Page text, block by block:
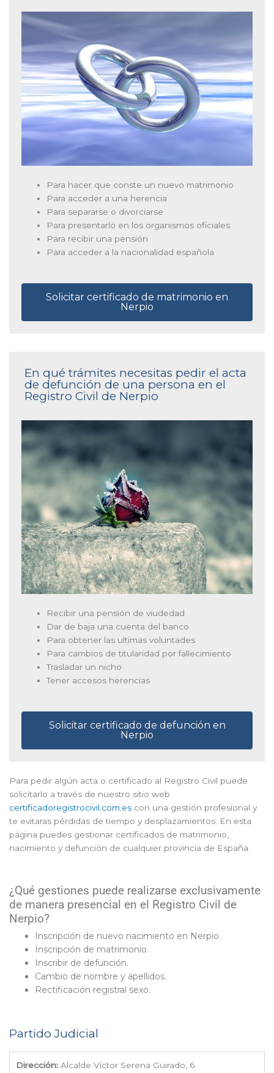
Para hacer que conste un nuevo matrimonio
Para acceder a una herencia
Para separarse o divorciarse
Para presentarlo en los organismos oficiales
Para recibir una pensión
Para acceder a la nacionalidad española
Solicitar certificado de matrimonio en
Nerpio
En qué trámites necesitas pedir el acta
de defunción de una persona en el
Registro Civil de Nerpio
Recibir una pensión de viudedad
Dar de baja una cuenta del banco
Para obtener las ultimas voluntades
Para cambios de titularidad por fallecimiento
Trasladar un nicho
Tener accesos herencias
Solicitar certificado de defunción en
Nerpio
Para pedir algún acta o certificado al Registro Civil puede
solicitarlo a través de nuestro sitio web
certificadoregistrocivil.com.es con una gestión profesional y
te evitaras pérdidas de tiempo y desplazamientos. En esta
página puedes gestionar certificados de matrimonio,
nacimiento y defunción de cualquier provincia de España.
¿Qué gestiones puede realizarse exclusivamente
de manera presencial en el Registro Civil de
Nerpio?
Inscripción de nuevo nacimiento en Nerpio.
Inscripción de matrimonio.
Inscribir de defunción.
Cambio de nombre y apellidos.
Rectificación registral sexo.
Partido Judicial
Dirección: Alcalde Víctor Serena Guirado, 6